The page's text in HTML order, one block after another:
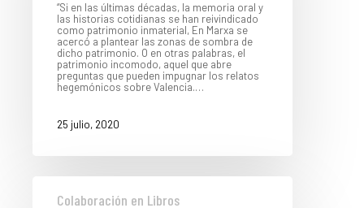
“Si en las últimas décadas, la memoria oral y
las historias cotidianas se han reivindicado
como patrimonio inmaterial, En Marxa se
acercó a plantear las zonas de sombra de
dicho patrimonio. O en otras palabras, el
patrimonio incomodo, aquel que abre
preguntas que pueden impugnar los relatos
hegemónicos sobre Valencia.…
25 julio, 2020
Colaboración en Libros